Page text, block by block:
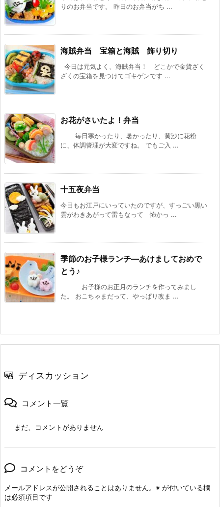
りのお弁当です。 昨日のお弁当がち ...
海賊弁当 宝箱と海賊 飾り切り
今日は元気よく、海賊弁当！ どこかで金貨ざく
ざくの宝箱を見つけてゴキゲンです ...
お花がさいたよ！弁当
毎日寒かったり、暑かったり、黄沙に花粉
に、体調管理が大変ですね。 でもご入 ...
十五夜弁当
今日もお江戸にいっていたのですが、すっごい黒い
雲がわきあがって雷もなって 怖かっ ...
季節のお子様ランチ—あけましておめで
とう♪
お子様のお正月のランチを作ってみまし
た。 おこちゃまだって、やっぱり改ま ...
ディスカッション
コメント一覧
まだ、コメントがありません
コメントをどうぞ
メールアドレスが公開されることはありません。 ※ が付いている欄
は必須項目です